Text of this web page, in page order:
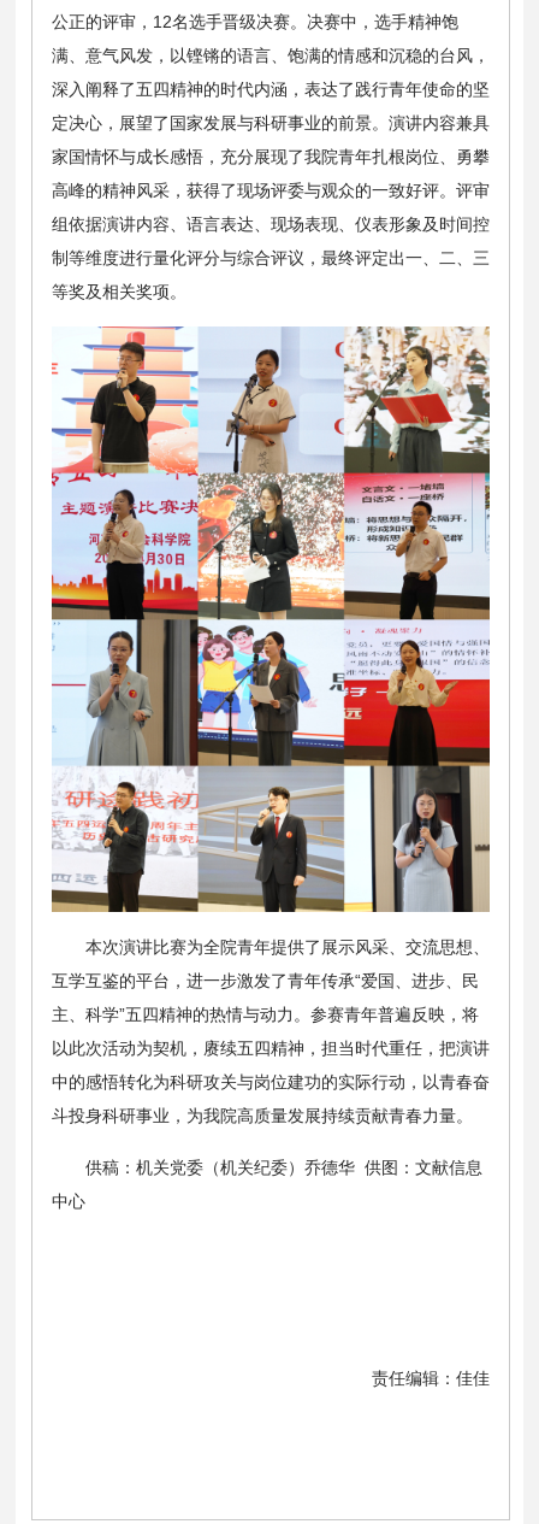
公正的评审，12名选手晋级决赛。决赛中，选手精神饱
满、意气风发，以铿锵的语言、饱满的情感和沉稳的台风，
深入阐释了五四精神的时代内涵，表达了践行青年使命的坚
定决心，展望了国家发展与科研事业的前景。演讲内容兼具
家国情怀与成长感悟，充分展现了我院青年扎根岗位、勇攀
高峰的精神风采，获得了现场评委与观众的一致好评。评审
组依据演讲内容、语言表达、现场表现、仪表形象及时间控
制等维度进行量化评分与综合评议，最终评定出一、二、三
等奖及相关奖项。
本次演讲比赛为全院青年提供了展示风采、交流思想、
互学互鉴的平台，进一步激发了青年传承“爱国、进步、民
主、科学”五四精神的热情与动力。参赛青年普遍反映，将
以此次活动为契机，赓续五四精神，担当时代重任，把演讲
中的感悟转化为科研攻关与岗位建功的实际行动，以青春奋
斗投身科研事业，为我院高质量发展持续贡献青春力量。
供稿：机关党委（机关纪委）乔德华 供图：文献信息
中心
责任编辑：佳佳